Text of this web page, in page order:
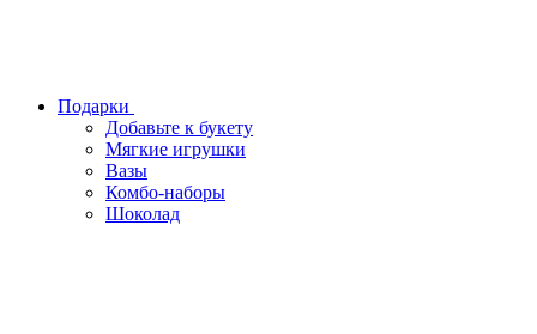
Подарки
Добавьте к букету
Мягкие игрушки
Вазы
Комбо-наборы
Шоколад